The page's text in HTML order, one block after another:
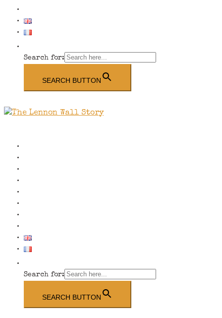
Search for:
SEARCH BUTTON
Search for:
SEARCH BUTTON